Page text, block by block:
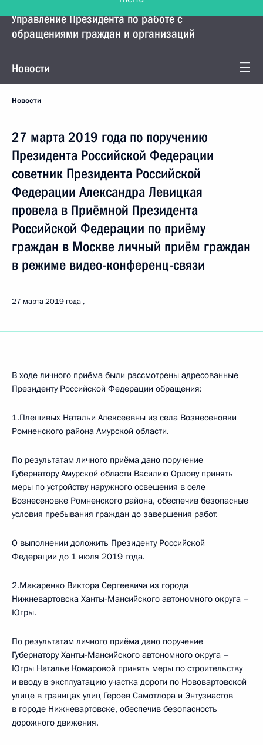
Управление Президента по работе с
обращениями граждан и организаций
Новости
Новости
27 марта 2019 года по поручению
Президента Российской Федерации
советник Президента Российской
Федерации Александра Левицкая
провела в Приёмной Президента
Российской Федерации по приёму
граждан в Москве личный приём граждан
в режиме видео-конференц-связи
27 марта 2019 года
В ходе личного приёма были рассмотрены адресованные
Президенту Российской Федерации обращения:
1.Плешивых Натальи Алексеевны из села Вознесеновки
Ромненского района Амурской области.
По результатам личного приёма дано поручение
Губернатору Амурской области Василию Орлову принять
меры по устройству наружного освещения в селе
Вознесеновке Ромненского района, обеспечив безопасные
условия пребывания граждан до завершения работ.
О выполнении доложить Президенту Российской
Федерации до 1 июля 2019 года.
2.Макаренко Виктора Сергеевича из города
Нижневартовска Ханты-Мансийского автономного округа –
Югры.
По результатам личного приёма дано поручение
Губернатору Ханты-Мансийского автономного округа –
Югры Наталье Комаровой принять меры по строительству
и вводу в эксплуатацию участка дороги по Нововартовской
улице в границах улиц Героев Самотлора и Энтузиастов
в городе Нижневартовске, обеспечив безопасность
дорожного движения.